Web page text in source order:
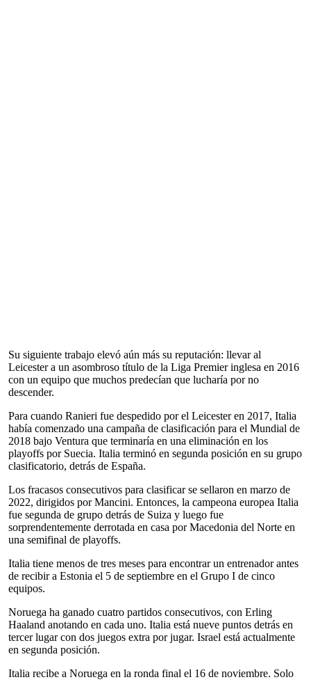
Su siguiente trabajo elevó aún más su reputación: llevar al
Leicester a un asombroso título de la Liga Premier inglesa en 2016
con un equipo que muchos predecían que lucharía por no
descender.
Para cuando Ranieri fue despedido por el Leicester en 2017, Italia
había comenzado una campaña de clasificación para el Mundial de
2018 bajo Ventura que terminaría en una eliminación en los
playoffs por Suecia. Italia terminó en segunda posición en su grupo
clasificatorio, detrás de España.
Los fracasos consecutivos para clasificar se sellaron en marzo de
2022, dirigidos por Mancini. Entonces, la campeona europea Italia
fue segunda de grupo detrás de Suiza y luego fue
sorprendentemente derrotada en casa por Macedonia del Norte en
una semifinal de playoffs.
Italia tiene menos de tres meses para encontrar un entrenador antes
de recibir a Estonia el 5 de septiembre en el Grupo I de cinco
equipos.
Noruega ha ganado cuatro partidos consecutivos, con Erling
Haaland anotando en cada uno. Italia está nueve puntos detrás en
tercer lugar con dos juegos extra por jugar. Israel está actualmente
en segunda posición.
Italia recibe a Noruega en la ronda final el 16 de noviembre. Solo